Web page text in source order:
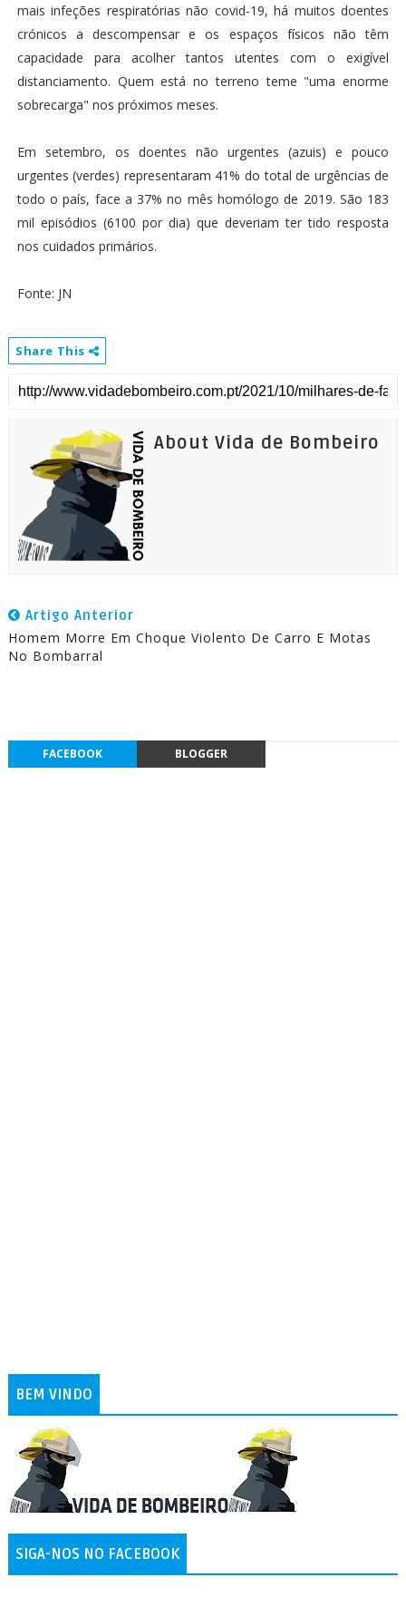
mais infeções respiratórias não covid-19, há muitos doentes
crónicos a descompensar e os espaços físicos não têm
capacidade para acolher tantos utentes com o exigível
distanciamento. Quem está no terreno teme "uma enorme
sobrecarga" nos próximos meses.
Em setembro, os doentes não urgentes (azuis) e pouco
urgentes (verdes) representaram 41% do total de urgências de
todo o país, face a 37% no mês homólogo de 2019. São 183
mil episódios (6100 por dia) que deveriam ter tido resposta
nos cuidados primários.
Fonte: JN
Share This
About Vida de Bombeiro
Artigo Anterior
Homem Morre Em Choque Violento De Carro E Motas
No Bombarral
FACEBOOK BLOGGER
BEM VINDO
SIGA-NOS NO FACEBOOK